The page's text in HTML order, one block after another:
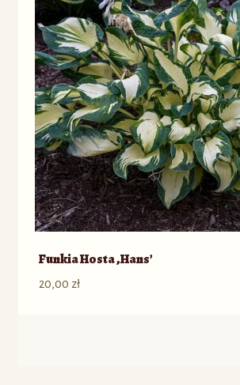
Funkia Hosta ‚Hans’
20,00 zł